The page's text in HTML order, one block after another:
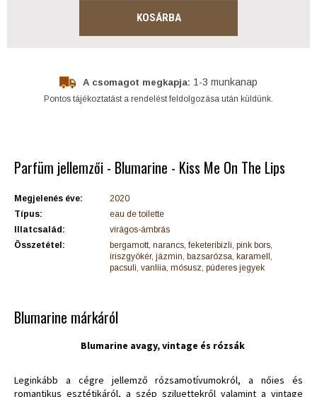
KOSÁRBA
A csomagot megkapja: 1-3 munkanap
Pontos tájékoztatást a rendelést feldolgozása után küldünk.
Parfüm jellemzői - Blumarine - Kiss Me On The Lips
Megjelenés éve:
2020
Típus:
eau de toilette
Illatcsalád:
virágos-ámbrás
Összetétel:
bergamott, narancs, feketeribizli, pink bors,
íriszgyökér, jázmin, bazsarózsa, karamell,
pacsuli, vanlíia, mósusz, púderes jegyek
Blumarine márkáról
Blumarine avagy, vintage és rózsák
Leginkább a cégre jellemző rózsamotívumokról, a nőies és
romantikus esztétikáról, a szép sziluettekről valamint a vintage